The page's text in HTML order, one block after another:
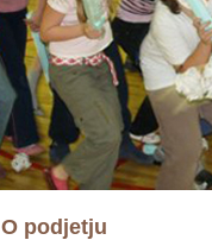
O podjetju